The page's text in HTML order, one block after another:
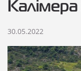
Калімера
30.05.2022